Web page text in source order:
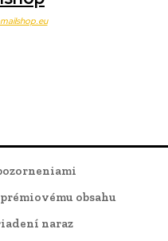
obsahu
naraz